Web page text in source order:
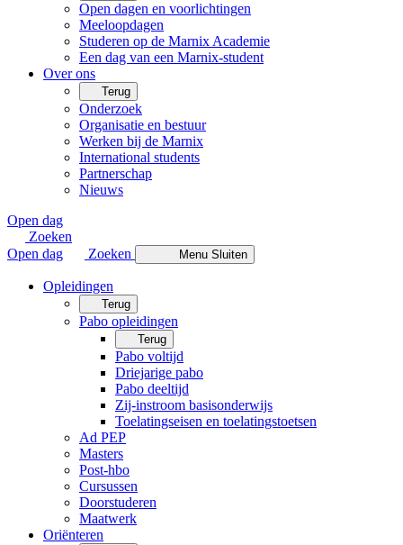
Open dagen en voorlichtingen
Meeloopdagen
Studeren op de Marnix Academie
Een dag van een Marnix-student
Over ons
Terug
Onderzoek
Organisatie en bestuur
Werken bij de Marnix
International students
Partnerschap
Nieuws
Open dag
Zoeken
Open dag
Zoeken Menu Sluiten
Opleidingen
Terug
Pabo opleidingen
Terug
Pabo voltijd
Driejarige pabo
Pabo deeltijd
Zij-instroom basisonderwijs
Toelatingseisen en toelatingstoetsen
Ad PEP
Masters
Post-hbo
Cursussen
Doorstuderen
Maatwerk
Oriënteren